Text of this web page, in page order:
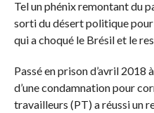
Tel un phénix remontant du
sorti du désert politique
qui a choqué le Brésil et le
Passé en prison d’avril 2018
d’une condamnation pour
travailleurs (PT) a réussi un